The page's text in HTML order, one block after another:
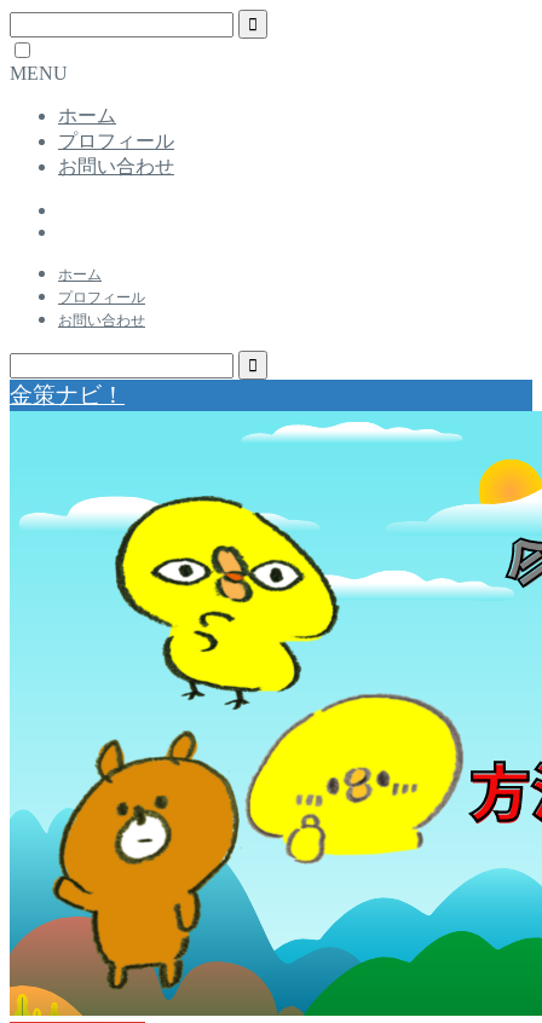
MENU
ホーム
プロフィール
お問い合わせ
ホーム
プロフィール
お問い合わせ
金策ナビ！